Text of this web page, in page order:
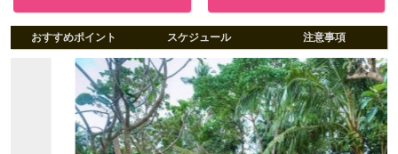
おすすめポイント スケジュール 注意事項